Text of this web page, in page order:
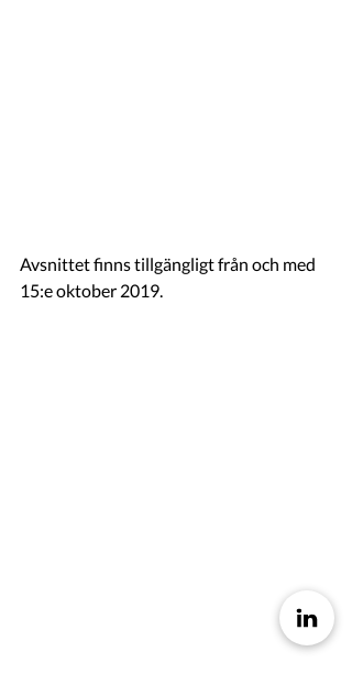
Avsnittet finns tillgängligt från och med
15:e oktober 2019.